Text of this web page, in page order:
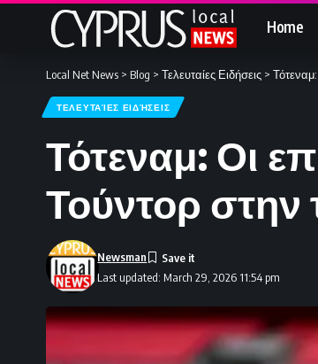
Home
Local Net News > Blog > Τελευταίες Ειδήσεις >
ΤΕΛΕΥΤΑΊΕΣ ΕΙΔΉΣΕΙΣ
Τότεναμ: Οι
Τούντορ στην
Last updated: March 29, 2026 11:54 pm
Newsman